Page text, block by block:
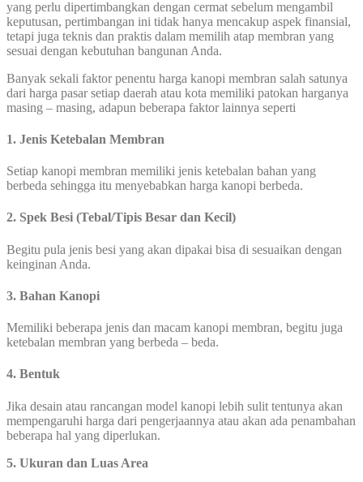
yang perlu dipertimbangkan dengan cermat sebelum mengambil
keputusan, pertimbangan ini tidak hanya mencakup aspek finansial,
tetapi juga teknis dan praktis dalam memilih atap membran yang
sesuai dengan kebutuhan bangunan Anda.
Banyak sekali faktor penentu harga kanopi membran salah satunya
dari harga pasar setiap daerah atau kota memiliki patokan harganya
masing – masing, adapun beberapa faktor lainnya seperti
1. Jenis Ketebalan Membran
Setiap kanopi membran memiliki jenis ketebalan bahan yang
berbeda sehingga itu menyebabkan harga kanopi berbeda.
2. Spek Besi (Tebal/Tipis Besar dan Kecil)
Begitu pula jenis besi yang akan dipakai bisa di sesuaikan dengan
keinginan Anda.
3. Bahan Kanopi
Memiliki beberapa jenis dan macam kanopi membran, begitu juga
ketebalan membran yang berbeda – beda.
4. Bentuk
Jika desain atau rancangan model kanopi lebih sulit tentunya akan
mempengaruhi harga dari pengerjaannya atau akan ada penambahan
beberapa hal yang diperlukan.
5. Ukuran dan Luas Area